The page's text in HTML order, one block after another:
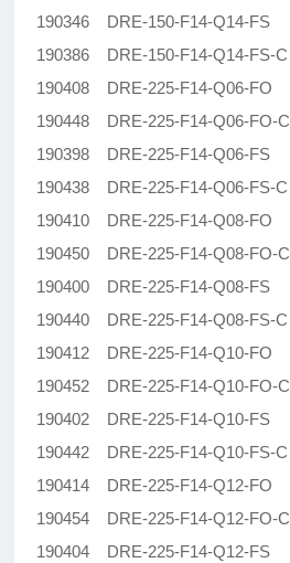
190346 DRE-150-F14-Q14-FS
190386 DRE-150-F14-Q14-FS-C
190408 DRE-225-F14-Q06-FO
190448 DRE-225-F14-Q06-FO-C
190398 DRE-225-F14-Q06-FS
190438 DRE-225-F14-Q06-FS-C
190410 DRE-225-F14-Q08-FO
190450 DRE-225-F14-Q08-FO-C
190400 DRE-225-F14-Q08-FS
190440 DRE-225-F14-Q08-FS-C
190412 DRE-225-F14-Q10-FO
190452 DRE-225-F14-Q10-FO-C
190402 DRE-225-F14-Q10-FS
190442 DRE-225-F14-Q10-FS-C
190414 DRE-225-F14-Q12-FO
190454 DRE-225-F14-Q12-FO-C
190404 DRE-225-F14-Q12-FS